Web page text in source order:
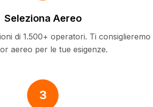
Seleziona Aereo
di 1.500+ operatori. Ti consiglieremo
aereo per le tue esigenze.
3